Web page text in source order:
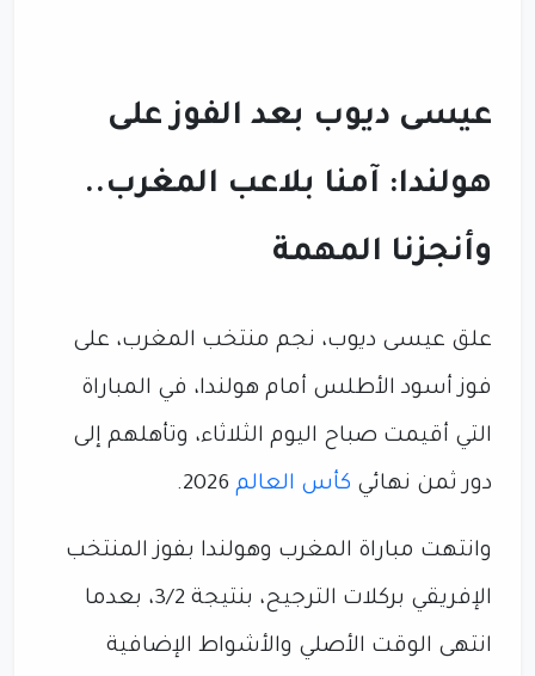
عيسى ديوب بعد الفوز على
هولندا: آمنا بلاعب المغرب..
وأنجزنا المهمة
علق عيسى ديوب، نجم منتخب المغرب، على
فوز أسود الأطلس أمام هولندا، في المباراة
التي أقيمت صباح اليوم الثلاثاء، وتأهلهم إلى
دور ثمن نهائي كأس العالم
وانتهت مباراة المغرب وهولندا بفوز المنتخب
الإفريقي بركلات الترجيح، بنتيجة 3/2، بعدما
انتهى الوقت الأصلي والأشواط الإضافية